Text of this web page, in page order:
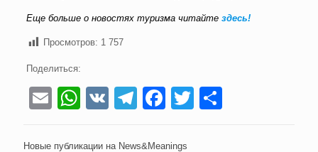
Еще больше о новостях туризма читайте здесь!
Просмотров: 1 757
Поделиться:
EmailWhatsApp
VKTelegram
Facebook
Twitter
Новые публикации на News&Meanings